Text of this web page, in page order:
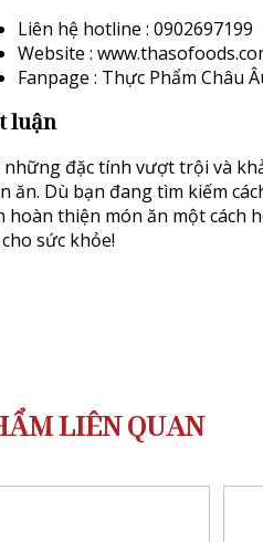
Liên hệ hotline : 0902697199
Website :
Fanpage : Thực Phẩm Châu
luận
những đặc tính vượt trội và
ăn. Dù bạn đang tìm kiếm
hoàn thiện món ăn một cách
sức khỏe!
LIÊN QUAN